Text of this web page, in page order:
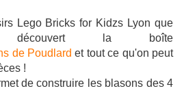
Lego Bricks for Kidzs Lyon que
la boîte
de Poudlard et tout ce qu'on peut
!
de construire les blasons des 4